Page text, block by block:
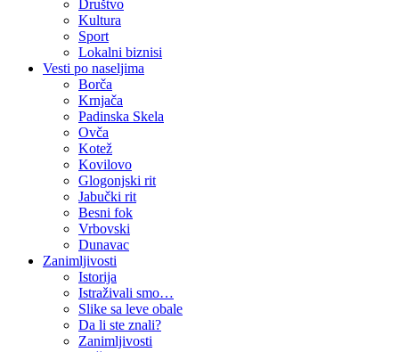
Društvo
Kultura
Sport
Lokalni biznisi
Vesti po naseljima
Borča
Krnjača
Padinska Skela
Ovča
Kotež
Kovilovo
Glogonjski rit
Jabučki rit
Besni fok
Vrbovski
Dunavac
Zanimljivosti
Istorija
Istraživali smo…
Slike sa leve obale
Da li ste znali?
Zanimljivosti